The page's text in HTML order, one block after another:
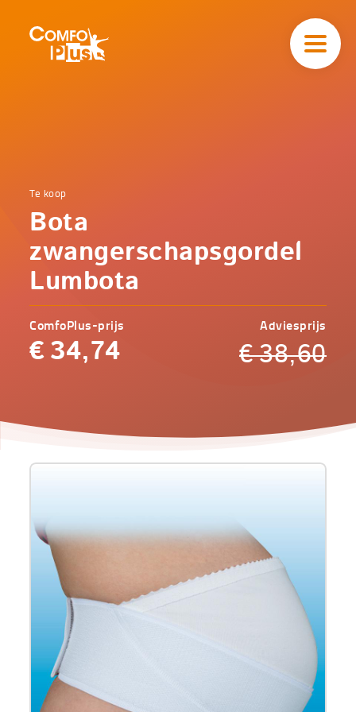
Home
Zorg
zwangerschapsgordel
Lumbota
Comfoplus
-
Te koop
Bota
zwangerschapsgordel
Lumbota
ComfoPlus-prijs
€ 34,74
Adviesprijs
€38,60
navigatieComfoPlus
Product
-
Bota
zwangerschapsgordel
Lumbota